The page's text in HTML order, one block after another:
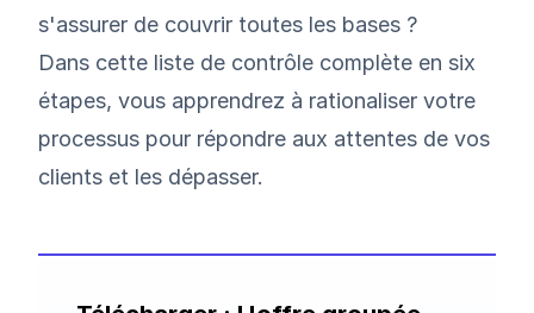
s'assurer de couvrir toutes les bases ?
Dans cette liste de contrôle complète en six
étapes, vous apprendrez à rationaliser votre
processus pour répondre aux attentes de vos
clients et les dépasser.